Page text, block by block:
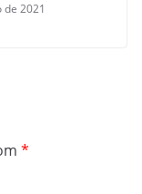
de 2021
*